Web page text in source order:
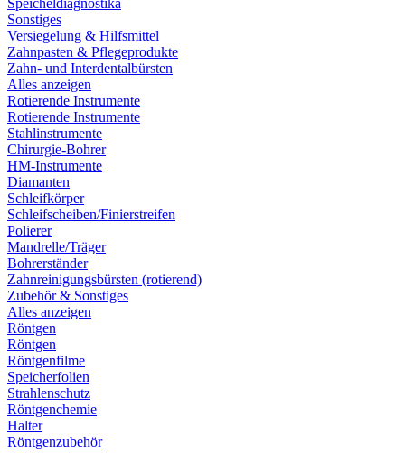
Speicheldiagnostika
Sonstiges
Versiegelung & Hilfsmittel
Zahnpasten & Pflegeprodukte
Zahn- und Interdentalbürsten
Alles anzeigen
Rotierende Instrumente
Rotierende Instrumente
Stahlinstrumente
Chirurgie-Bohrer
HM-Instrumente
Diamanten
Schleifkörper
Schleifscheiben/Finierstreifen
Polierer
Mandrelle/Träger
Bohrerständer
Zahnreinigungsbürsten (rotierend)
Zubehör & Sonstiges
Alles anzeigen
Röntgen
Röntgen
Röntgenfilme
Speicherfolien
Strahlenschutz
Röntgenchemie
Halter
Röntgenzubehör